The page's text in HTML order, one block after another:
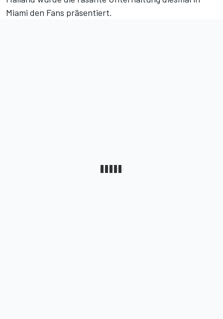
Miami den Fans präsentiert.